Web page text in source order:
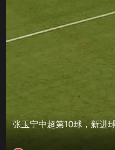
张玉宁中超第10球，新进